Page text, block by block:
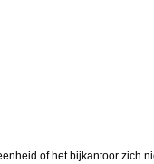
of het bijkantoor zich